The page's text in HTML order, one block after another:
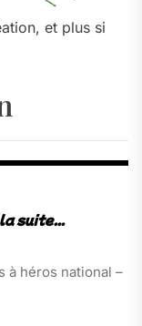
et plus si
à héros national –